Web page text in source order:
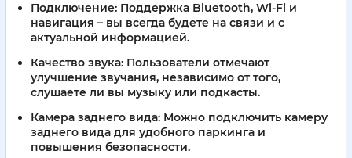
Подключение: Поддержка Bluetooth, Wi-Fi и
навигация – вы всегда будете на связи и с
актуальной информацией.
Качество звука: Пользователи отмечают
улучшение звучания, независимо от того,
слушаете ли вы музыку или подкасты.
Камера заднего вида: Можно подключить камеру
заднего вида для удобного паркинга и
повышения безопасности.